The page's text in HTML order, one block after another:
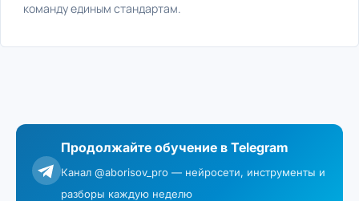
команду единым стандартам.
Продолжайте обучение в Telegram
Канал @aborisov_pro — нейросети, инструменты и
разборы каждую неделю